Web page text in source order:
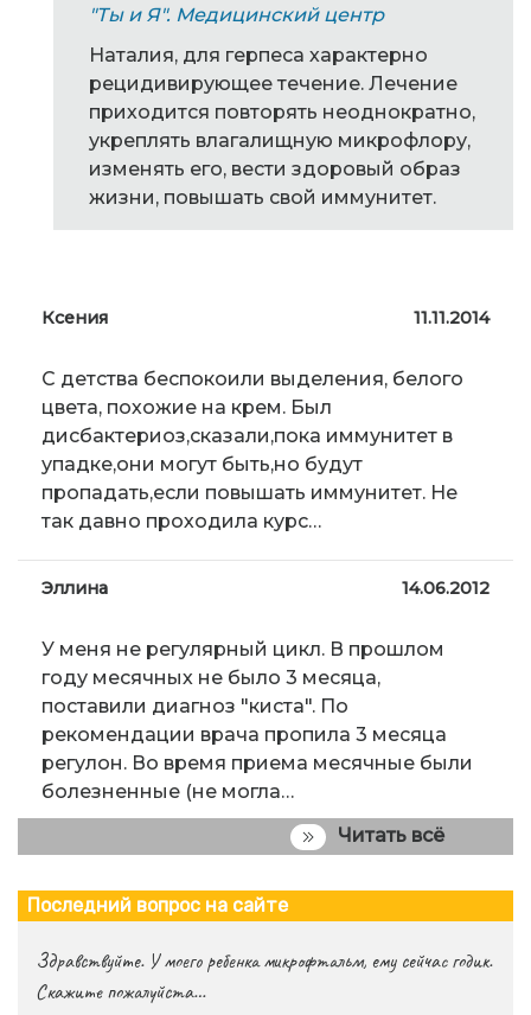
"Ты и Я". Медицинский центр
Наталия, для герпеса характерно
рецидивирующее течение. Лечение
приходится повторять неоднократно,
укреплять влагалищную микрофлору,
изменять его, вести здоровый образ
жизни, повышать свой иммунитет.
Ксения 11.11.2014
С детства беспокоили выделения, белого
цвета, похожие на крем. Был
дисбактериоз,сказали,пока иммунитет в
упадке,они могут быть,но будут
пропадать,если повышать иммунитет. Не
так давно проходила курс…
Эллина 14.06.2012
У меня не регулярный цикл. В прошлом
году месячных не было 3 месяца,
поставили диагноз "киста". По
рекомендации врача пропила 3 месяца
регулон. Во время приема месячные были
болезненные (не могла…
Читать всё
Последний вопрос на сайте
Здравствуйте. У моего ребенка микрофтальм, ему сейчас годик.
Скажите пожалуйста…